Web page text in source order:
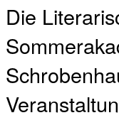
Die